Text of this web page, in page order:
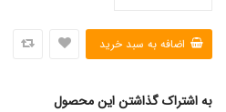
به اشتراک گذاشتن این محصول